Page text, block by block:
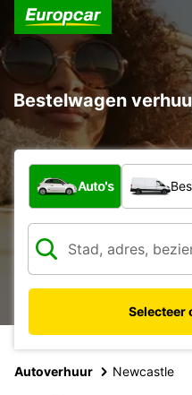
Bestelwagen
Welk type voertuig?
Auto's
Selecteer
Autoverhuur Newcastle